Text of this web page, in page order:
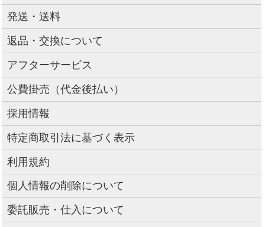
発送・送料
返品・交換について
アフターサービス
公費掛売（代金後払い）
採用情報
特定商取引法に基づく表示
利用規約
個人情報の削除について
委託販売・仕入について